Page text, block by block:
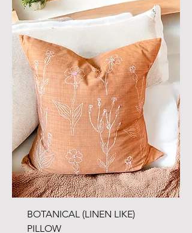
BOTANICAL (LINEN LIKE)
PILLOW